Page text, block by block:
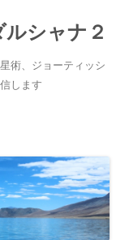
シャナ２
術、ジョーティッシ
します